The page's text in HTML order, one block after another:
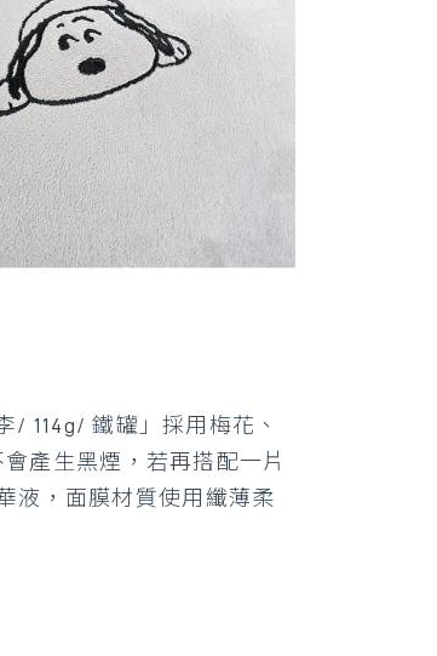
/ 114g/ 鐵罐」採用梅花、
產生黑煙，若再搭配一片
液，面膜材質使用纖薄柔